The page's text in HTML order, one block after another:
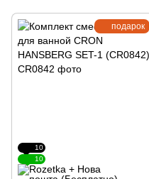
подарок
10
10